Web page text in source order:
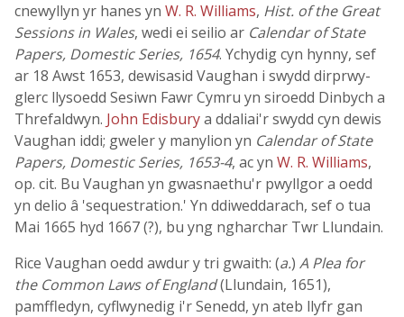
cnewyllyn yr hanes yn W. R. Williams, Hist. of the Great
Sessions in Wales, wedi ei seilio ar Calendar of State
Papers, Domestic Series, 1654. Ychydig cyn hynny, sef
ar 18 Awst 1653, dewisasid Vaughan i swydd dirprwy-
glerc llysoedd Sesiwn Fawr Cymru yn siroedd Dinbych a
Threfaldwyn. John Edisburya ddaliai'r swydd cyn dewis
Vaughan iddi; gweler y manylion yn Calendar of State
Papers, Domestic Series, 1653-4, ac yn W. R. Williams,
op. cit. Bu Vaughan yn gwasnaethu'r pwyllgor a oedd
yn delio â 'sequestration.' Yn ddiweddarach, sef o tua
Mai 1665 hyd 1667 (?), bu yng ngharchar Twr Llundain.
Rice Vaughan oedd awdur y tri gwaith: (a.) A Plea for
the Common Laws of England(Llundain, 1651),
pamffledyn, cyflwynedig i'r Senedd, yn ateb llyfr gan